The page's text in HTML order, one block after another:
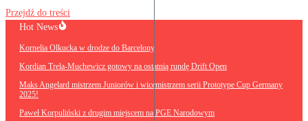
Przejdź do treści
Hot News
Kornelia Olkucka w drodze do Barcelony
Kordian Trela-Muchewicz gotowy na ostatnią rundę Drift Open
Maks Angelard mistrzem Juniorów i wicemistrzem serii Prototype Cup Germany
2025!
Paweł Korpuliński z drugim miejscem na PGE Narodowym